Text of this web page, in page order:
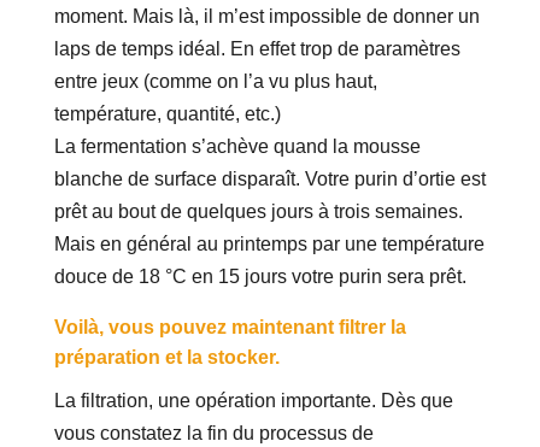
moment. Mais là, il m’est impossible de donner un
laps de temps idéal. En effet trop de paramètres
entre jeux (comme on l’a vu plus haut,
température, quantité, etc.)
La fermentation s’achève quand la mousse
blanche de surface disparaît. Votre purin d’ortie est
prêt au bout de quelques jours à trois semaines.
Mais en général au printemps par une température
douce de 18 °C en 15 jours votre purin sera prêt.
Voilà, vous pouvez maintenant filtrer la
préparation et la stocker.
La filtration, une opération importante. Dès que
vous constatez la fin du processus de